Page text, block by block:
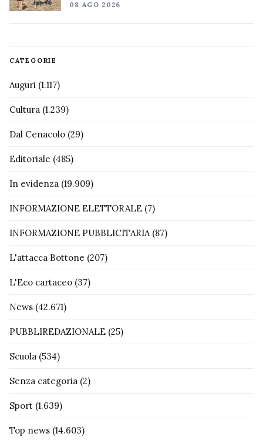
08 AGO 2026
CATEGORIE
Auguri (1.117)
Cultura (1.239)
Dal Cenacolo (29)
Editoriale (485)
In evidenza (19.909)
INFORMAZIONE ELETTORALE (7)
INFORMAZIONE PUBBLICITARIA(87)
L'attacca Bottone (207)
L'Eco cartaceo (37)
News (42.671)
PUBBLIREDAZIONALE (25)
Scuola (534)
Senza categoria (2)
Sport (1.639)
Top news (14.603)